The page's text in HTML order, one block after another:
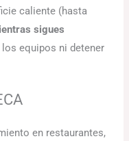
caliente (hasta
sigues
equipos ni detener
en restaurantes,